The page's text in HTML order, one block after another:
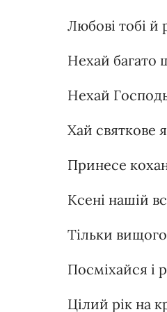
Любові тобі й
Нехай багато
Нехай
Хай святкове
Принесе
Ксені нашій
Тільки
Посміхайся і
Цілий рік на